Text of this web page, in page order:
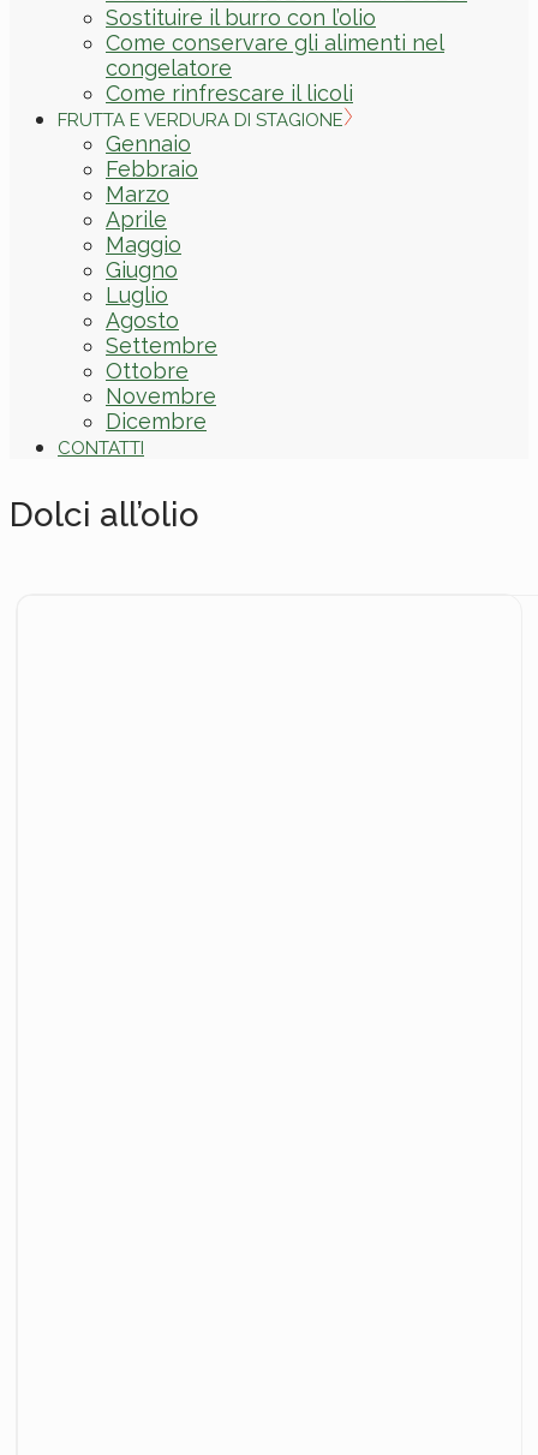
Sostituire il burro con l’olio
Come conservare gli alimenti nel
congelatore
Come rinfrescare il licoli
FRUTTA E VERDURA DI STAGIONE
Gennaio
Febbraio
Marzo
Aprile
Maggio
Giugno
Luglio
Agosto
Settembre
Ottobre
Novembre
Dicembre
CONTATTI
Dolci all’olio